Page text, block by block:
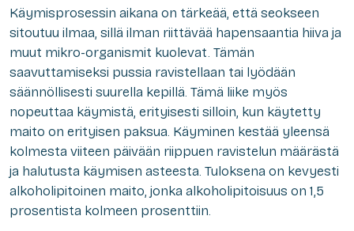
Käymisprosessin aikana on tärkeää, että seokseen
sitoutuu ilmaa, sillä ilman riittävää hapensaantia hiiva ja
muut mikro-organismit kuolevat. Tämän
saavuttamiseksi pussia ravistellaan tai lyödään
säännöllisesti suurella kepillä. Tämä liike myös
nopeuttaa käymistä, erityisesti silloin, kun käytetty
maito on erityisen paksua. Käyminen kestää yleensä
kolmesta viiteen päivään riippuen ravistelun määrästä
ja halutusta käymisen asteesta. Tuloksena on kevyesti
alkoholipitoinen maito, jonka alkoholipitoisuus on 1,5
prosentista kolmeen prosenttiin.